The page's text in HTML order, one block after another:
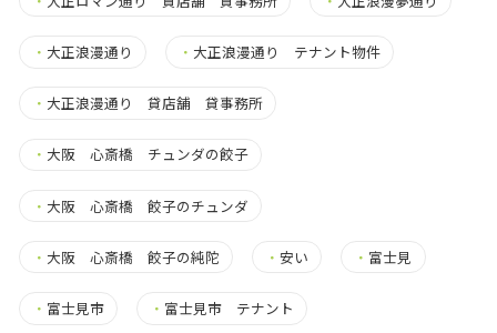
・ 大正浪漫通り ・ 大正浪漫通り テナント物件
・ 大正浪漫通り 貸店舗 貸事務所
・ 大阪 心斎橋 チュンダの餃子
・ 大阪 心斎橋 餃子のチュンダ
・ 大阪 心斎橋 餃子の純陀 ・安い ・ 富士見
・ 富士見市 ・ 富士見市 テナント